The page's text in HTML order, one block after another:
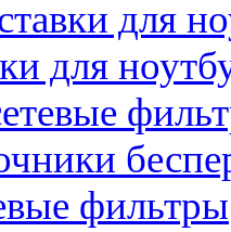
для
для
фильтры